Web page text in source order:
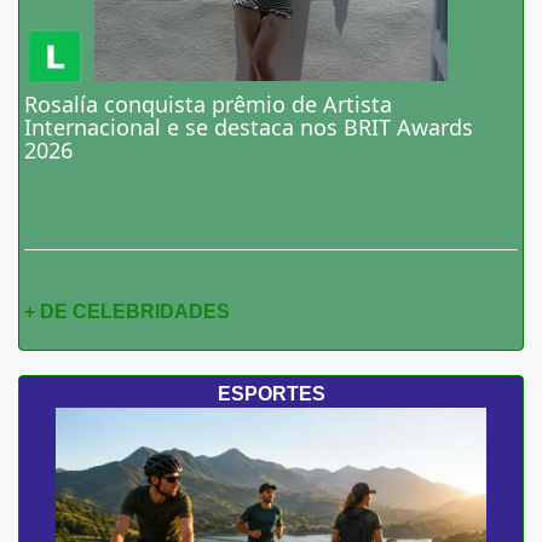
Rosalía conquista prêmio de Artista
Internacional e se destaca nos BRIT Awards
2026
+ DE CELEBRIDADES
ESPORTES